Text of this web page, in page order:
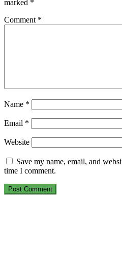
marked *
Comment *
Name *
Email *
Website
Save my name, email, and
time I comment.